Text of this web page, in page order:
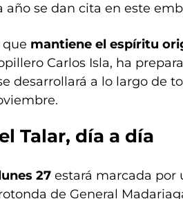
año se dan cita en este
que mantiene el espíritu
Carlos Isla, ha
desarrollará a lo largo de
Talar, día a día
27 estará marcada por
de General